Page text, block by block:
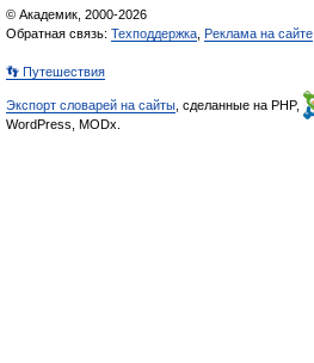
© Академик, 2000-2026
Обратная связь: Техподдержка Реклама на сайте
👣 Путешествия
Экспорт словарей на сайты , сделанные на PHP,
WordPress, MODx.